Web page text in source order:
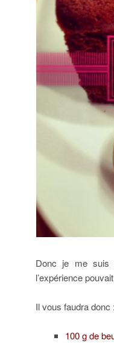
Donc je me suis
l’expérience
Il vous faudra donc :
100 g de